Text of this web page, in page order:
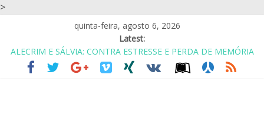
>
quinta-feira, agosto 6, 2026
Latest:
ALECRIM E SÁLVIA: CONTRA ESTRESSE E PERDA DE MEMÓRIA
CASA DE REPOUSO? ASILO? NÃO.. É COABITAÇÃO COM
AMIGOS